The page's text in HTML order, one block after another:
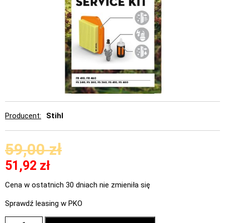
Producent Stihl
59,00zł
51,92 zł
Cena w ostatnich 30 dniach nie zmieniła się
Sprawdź leasing w PKO